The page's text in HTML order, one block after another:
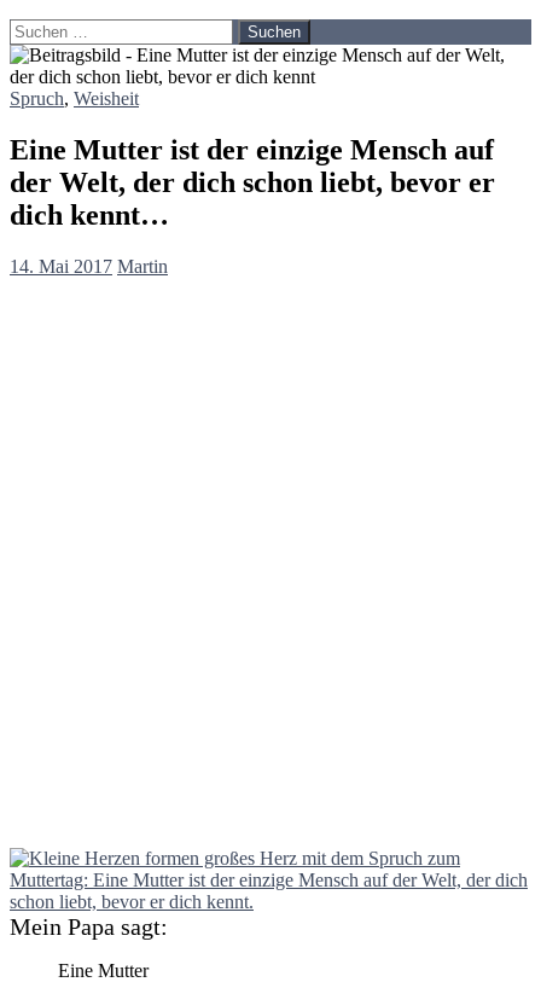
Suchen
nach:
Spruch, Weisheit
Eine Mutter ist der einzige Mensch auf
der Welt, der dich schon liebt, bevor er
dich kennt…
14. Mai 2017 Martin
Mein Papa sagt:
Eine Mutter